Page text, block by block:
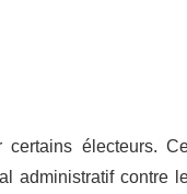
certains électeurs.
administratif contre